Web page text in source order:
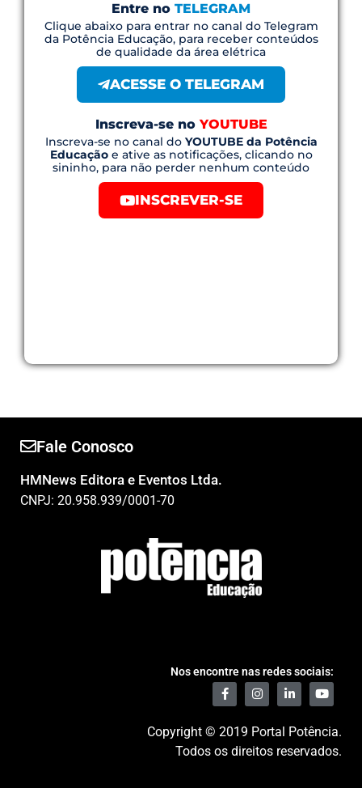
Entre no TELEGRAM
Clique abaixo para entrar no canal do Telegram
da Potência Educação, para receber conteúdos
de qualidade da área elétrica
ACESSE O TELEGRAM
Inscreva-se no YOUTUBE
Inscreva-se no canal do YOUTUBE da Potência
Educaçãoe ative as notificações, clicando no
sininho, para não perder nenhum conteúdo
INSCREVER-SE
Fale Conosco
HMNews Editora e Eventos Ltda.
CNPJ: 20.958.939/0001-70
Nos encontre nas redes sociais:
Copyright © 2019 Portal Potência.
Todos os direitos reservados.